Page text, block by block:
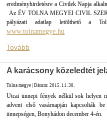
eredményhirdetésre a Civilek Napja
Az ÉV TOLNA MEGYEI CIVIL
pályázati adatlap letölthető a
www.tolnamegye.hu
Tovább
A karácsony közeledtét
Tolna megye | Dátum: 2015. 11. 30.
Utcai ünnepi fények nélkül sok helyen
advent első vasárnapján kapcsolták
ünnepségen, Bonyhádon december 4-én.